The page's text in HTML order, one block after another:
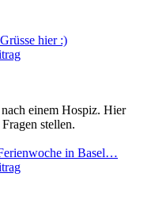
hier :)
einem Hospiz. Hier
stellen.
in Basel…